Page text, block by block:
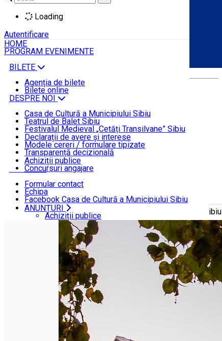
Loading
Autentificare
HOME
PROGRAM EVENIMENTE
BILETE
ȘTIRI
DESPRE NOI
INFORMAȚII DE INTERES PUBLIC
ANUNȚURI
CONTACT
Agenția de bilete
Bilete online
Casa de Cultură a Municipiului Sibiu
Teatrul de Balet Sibiu
Festivalul Medieval „Cetăți Transilvane” Sibiu
Funcționare
Declarații de avere și interese
Modele cereri / formulare tipizate
Transparență decizională
Achiziții publice
Concursuri angajare
Formular contact
Echipa
Facebook Casa de Cultură a Municipiului Sibiu
Facebook Teatrul de Balet Sibiu
Instagram Teatrul de Balet Sibiu
YouTube Teatrul de Balet Sibiu
ANUNȚURI
Achiziții publice
Concursuri angajare
Formular contact
Echipa
Facebook Casa de Cultură a Municipiului Sibiu
Facebook Teatrul de Balet Sibiu
Instagram Teatrul de Balet Sibiu
YouTube Teatrul de Balet Sibiu
Acasă Despre noi Casa de Cultură a Municipiului Sibiu